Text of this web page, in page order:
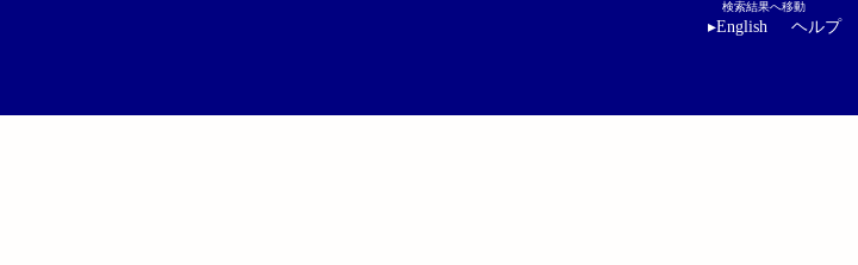
検索結果へ移動
▸English ヘルプ